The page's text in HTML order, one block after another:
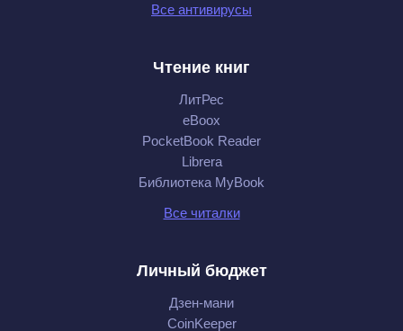
Все антивирусы
Чтение книг
ЛитРес
eBoox
PocketBook Reader
Librera
Библиотека MyBook
Все читалки
Личный бюджет
Дзен-мани
CoinKeeper